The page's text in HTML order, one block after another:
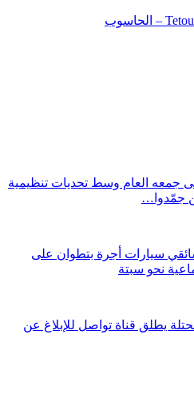
جمعه العام وسط تحديات تنظيمية
جمّدوا…
سيارات أجرة بتطوان على
نحو سبتة
يطلق قناة تواصل للإبلاغ عن